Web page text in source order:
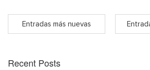
Entradas más nuevas
Recent Posts